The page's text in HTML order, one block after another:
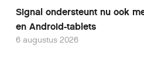
Signal ondersteunt nu ook
en Android-tablets
6 augustus 2026